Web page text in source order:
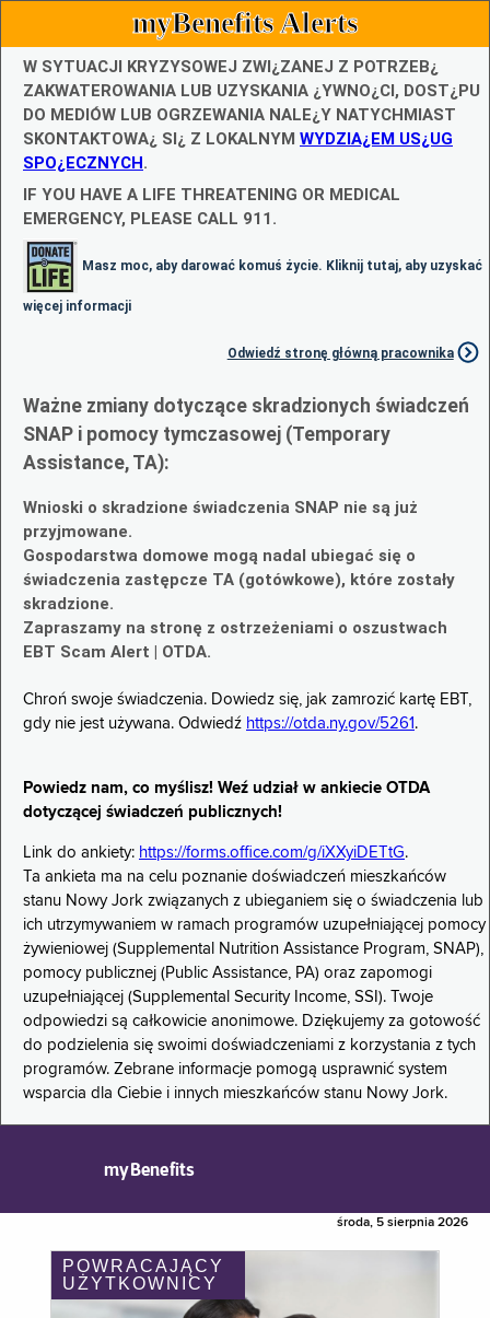
myBenefits Alerts
W SYTUACJI KRYZYSOWEJ ZWI¿ZANEJ Z POTRZEB¿
ZAKWATEROWANIA LUB UZYSKANIA ¿YWNO¿CI, DOST¿PU
DO MEDIÓW LUB OGRZEWANIA NALE¿Y NATYCHMIAST
SKONTAKTOWA¿ SI¿ Z LOKALNYM WYDZIA¿EM US¿UG
SPO¿ECZNYCH.
IF YOU HAVE A LIFE THREATENING OR MEDICAL
EMERGENCY, PLEASE CALL 911.
Masz moc, aby darować komuś życie. Kliknij tutaj, aby uzyskać
więcej informacji
Odwiedź stronę główną pracownika
Ważne zmiany dotyczące skradzionych świadczeń
SNAP i pomocy tymczasowej (Temporary
Assistance, TA):
Wnioski o skradzione świadczenia SNAP nie są już
przyjmowane.
Gospodarstwa domowe mogą nadal ubiegać się o
świadczenia zastępcze TA (gotówkowe), które zostały
skradzione.
Zapraszamy na stronę z ostrzeżeniami o oszustwach
EBT Scam Alert | OTDA.
Chroń swoje świadczenia. Dowiedz się, jak zamrozić kartę EBT,
gdy nie jest używana. Odwiedź https://otda.ny.gov/5261 .
Powiedz nam, co myślisz! Weź udział w ankiecie OTDA
dotyczącej świadczeń publicznych!
Link do ankiety: https://forms.office.com/g/iXXyiDETtG.
Ta ankieta ma na celu poznanie doświadczeń mieszkańców
stanu Nowy Jork związanych z ubieganiem się o świadczenia lub
ich utrzymywaniem w ramach programów uzupełniającej pomocy
żywieniowej (Supplemental Nutrition Assistance Program, SNAP),
pomocy publicznej (Public Assistance, PA) oraz zapomogi
uzupełniającej (Supplemental Security Income, SSI). Twoje
odpowiedzi są całkowicie anonimowe. Dziękujemy za gotowość
do podzielenia się swoimi doświadczeniami z korzystania z tych
programów. Zebrane informacje pomogą usprawnić system
wsparcia dla Ciebie i innych mieszkańców stanu Nowy Jork.
myBenefits
środa, 5 sierpnia 2026
POWRACAJĄCY
UŻYTKOWNICY